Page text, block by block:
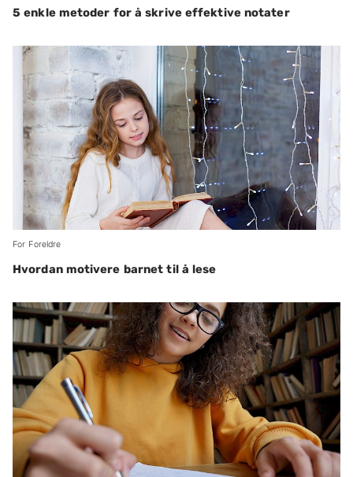
5 enkle metoder for å skrive effektive notater
For Foreldre
Hvordan motivere barnet til å lese